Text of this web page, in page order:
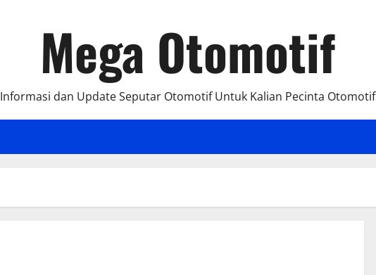
Mega Otomotif
Informasi dan Update Seputar Otomotif Untuk Kalian Pecinta Otomotif